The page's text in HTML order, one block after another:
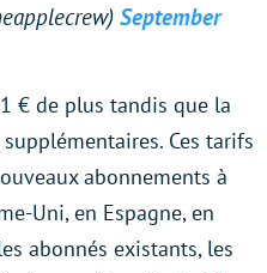
September
€ de plus tandis que la
Ces tarifs
abonnements à
Uni, en Espagne, en
abonnés existants, les